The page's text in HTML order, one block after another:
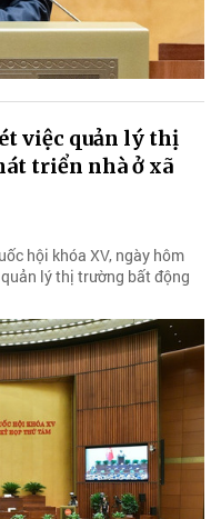
việc quản lý thị
triển nhà ở xã
hội khóa XV, ngày hôm
lý thị trường bất động